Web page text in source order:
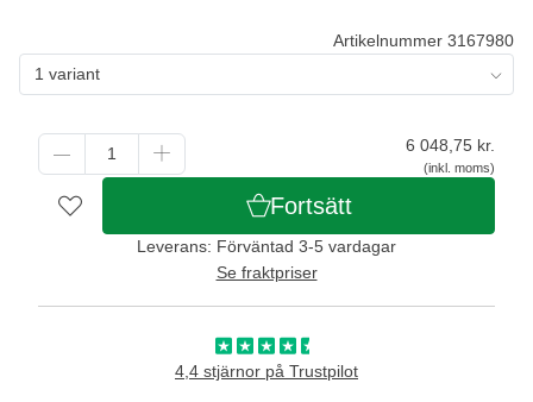
Artikelnummer 3167980
1 variant
6 048,75 kr.
(inkl. moms)
Fortsätt
Leverans: Förväntad 3-5 vardagar
Se fraktpriser
4,4 stjärnor på Trustpilot